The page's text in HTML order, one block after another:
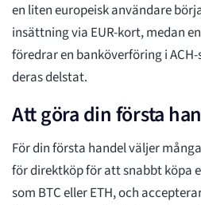
en liten europeisk användare
insättning via EUR-kort, medan
föredrar en banköverföring i
deras delstat.
Att göra din första
För din första handel väljer
för direktköp för att snabbt köpa
som BTC eller ETH, och